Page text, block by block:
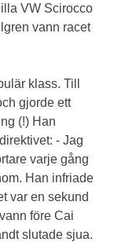
VW Scirocco
vann racet
klass. Till
gjorde ett
(!) Han
- Jag
varje gång
Han infriade
var en sekund
före Cai
slutade sjua.